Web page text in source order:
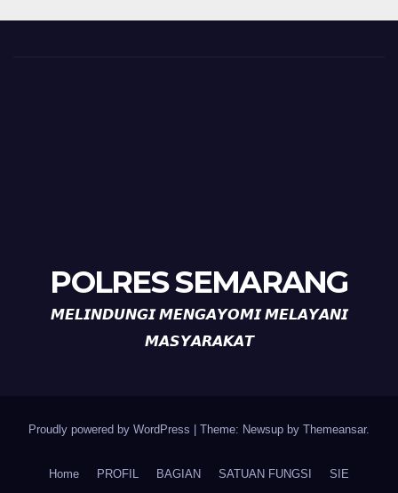
POLRES SEMARANG
𝙈𝙀𝙇𝙄𝙉𝘿𝙐𝙉𝙂𝙄 𝙈𝙀𝙉𝙂𝘼𝙔𝙊𝙈𝙄 𝙈𝙀𝙇𝘼𝙔𝘼𝙉𝙄
𝙈𝘼𝙎𝙔𝘼𝙍𝘼𝙆𝘼𝙏
Proudly powered by WordPress Theme: Newsup by Themeansar.
Home PROFIL BAGIAN SATUAN FUNGSI SIE